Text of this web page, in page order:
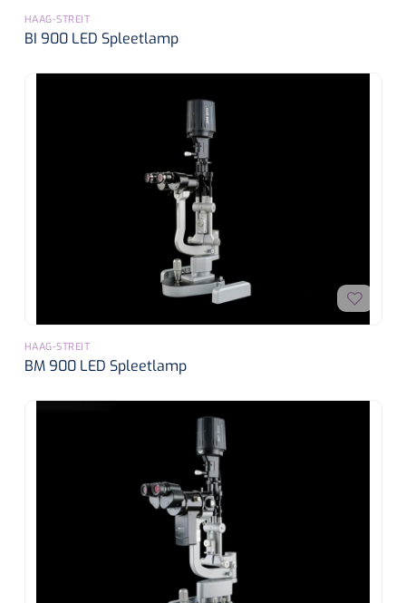
HAAG-STREIT
BI 900 LED Spleetlamp
HAAG-STREIT
BM 900 LED Spleetlamp